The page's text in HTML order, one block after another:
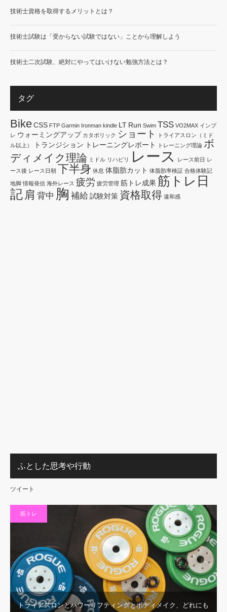
技術士資格を取得するメリットとは？
技術士試験は「受からない試験ではない」ことから理解しよう
技術士二次試験、絶対にやってはいけない勉強方法とは？
タグ
BikeCSS FTP Garmin Ironman kindle LT Run Swim TSS VO2MAX インプ
レ ウォーミングアップ カタボリック ショート
トライアスロン（ミド
ル以上）
トランジション トレーニングレポート トレーニング理論 ボ
ディメイク理論 ミドル リハビリ レース レース前日 レ
ース後 レース日朝 下半身 休息 体脂肪カット 体脂肪率検証 合格体験記
地脚 情報発信 海外レース 疲労 疲労管理 筋トレ成果 筋トレ日
記 肩 背中 胸 補給 試験対策 資格取得 違和感
ふとした思考や行動
ツイート
筋トレ
トライアスロンとパワーリフティングとボディメイク、どれにも